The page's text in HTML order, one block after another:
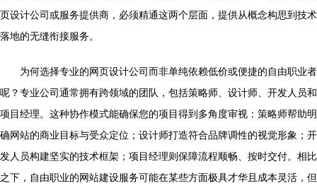
页设计公司或服务提供商，必须精通这两个层面，提供从概念构思到技术
落地的无缝衔接服务。
为何选择专业的网页设计公司而非单纯依赖低价或便捷的自由职业者
呢？专业公司通常拥有跨领域的团队，包括策略师、设计师、开发人员和
项目经理。这种协作模式能确保您的项目得到多角度审视：策略师帮助明
确网站的商业目标与受众定位；设计师打造符合品牌调性的视觉形象；开
发人员构建坚实的技术框架；项目经理则保障流程顺畅、按时交付。相比
之下，自由职业的网站建设服务可能在某些方面极具才华且成本灵活，但